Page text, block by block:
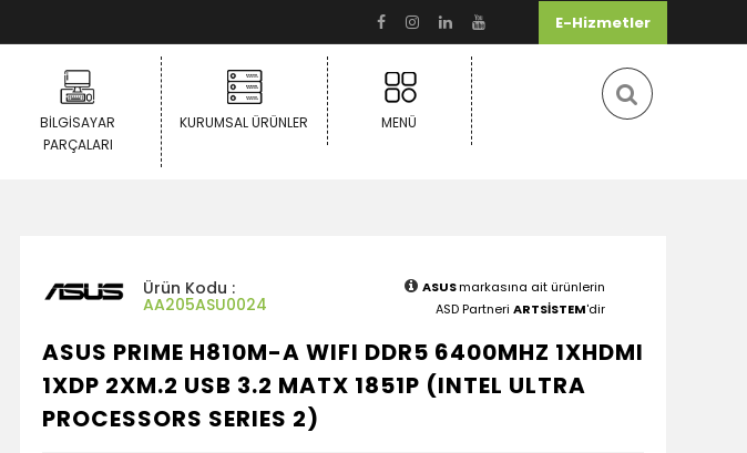
E-Hizmetler
BILGISAYAR
PARÇALARI
KURUMSAL ÜRÜNLER MENÜ
Ürün Kodu :
AA205ASU0024
ASUSmarkasına ait ürünlerin
ASD Partneri ARTSİSTEM'dir
ASUS PRIME H810M-A WIFI DDR5 6400MHZ 1XHDMI
1XDP 2XM.2 USB 3.2 MATX 1851P (INTEL ULTRA
PROCESSORS SERIES 2)